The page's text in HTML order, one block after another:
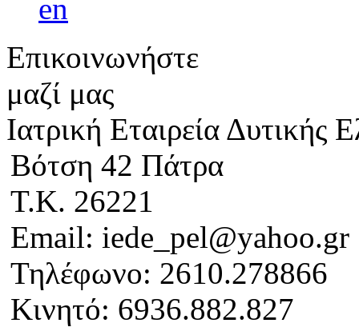
Επικοινωνήστε
μαζί μας
Ιατρική Εταιρεία
Βότση 42 Πάτρα
Τ.Κ. 26221
Email: iede_pel@yahoo.gr
Τηλέφωνο: 2610.278866
Κινητό: 6936.882.827